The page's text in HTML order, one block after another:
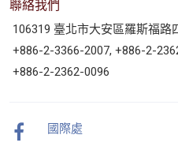
聯絡我們
106319 臺北市大安區羅斯福路
+886-2-3366-2007, +886-2-
+886-2-2362-0096
國際處